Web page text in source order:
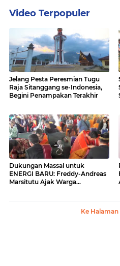
Video Terpopuler
Jelang Pesta Peresmian Tugu
Raja Sitanggang se-Indonesia,
Begini Penampakan Terakhir
Dukungan Massal untuk
ENERGI BARU: Freddy-Andreas
Marsitutu Ajak Warga
Ke Halaman